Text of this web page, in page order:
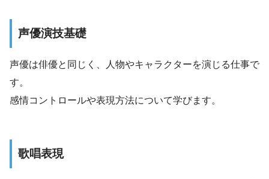
声優演技基礎
声優は俳優と同じく、人物やキャラクターを演じる仕事で
す。
感情コントロールや表現方法について学びます。
歌唱表現